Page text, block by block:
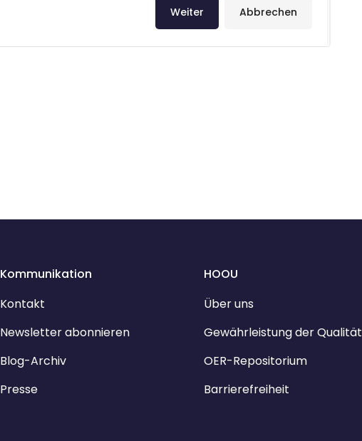
Abbrechen
Weiter
Kommunikation
Kontakt
Newsletter abonnieren
Blog-Archiv
Presse
HOOU
Über uns
Gewährleistung der Qualität
OER-Repositorium
Barrierefreiheit